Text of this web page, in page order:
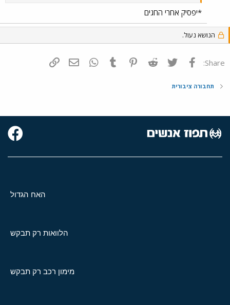
*יפסיק אחרי החגים
הנושא נעול.
Share: פייסבוק Twitter
Reddit
Pinterest
Tumblr
WhatsAppדואר אלקטרוני
תחבורה ציבורית
האח הגדול
הלוואות רק תבקש
מימון רכב רק תבקש